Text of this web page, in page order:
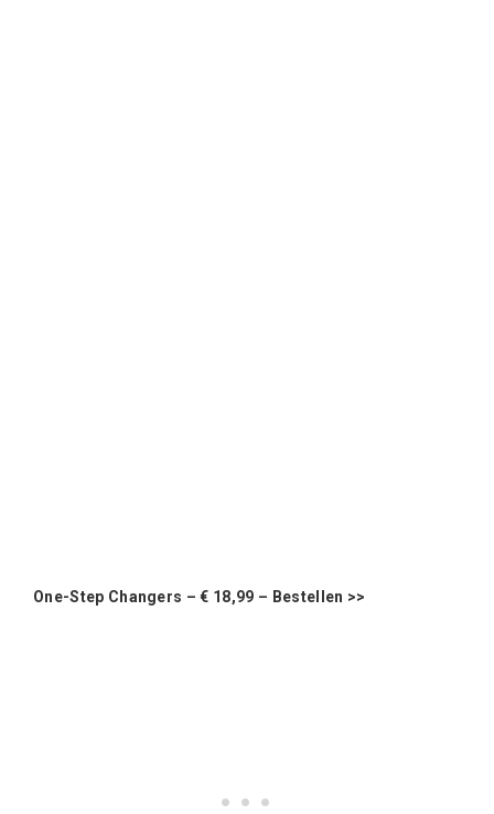
One-Step Changers – € 18,99 – Bestellen >>